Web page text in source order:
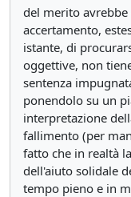
del merito
accertamento,
istante, di
oggettive, non
sentenza
ponendolo su un
interpretazione
fallimento (per
fatto che in realtà
dell'aiuto solidale
tempo pieno e in